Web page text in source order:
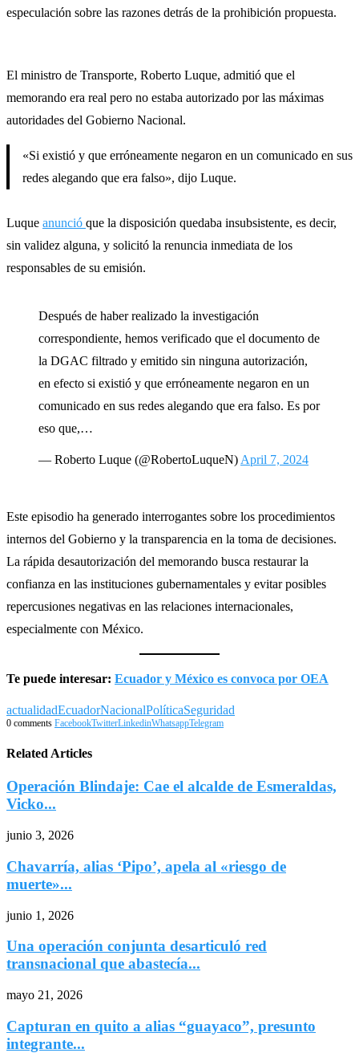
especulación sobre las razones detrás de la prohibición propuesta.
El ministro de Transporte, Roberto Luque, admitió que el
memorando era real pero no estaba autorizado por las máximas
autoridades del Gobierno Nacional.
«Si existió y que erróneamente negaron en un comunicado en sus
redes alegando que era falso», dijo Luque.
Luque anunció que la disposición quedaba insubsistente, es decir,
sin validez alguna, y solicitó la renuncia inmediata de los
responsables de su emisión.
Después de haber realizado la investigación
correspondiente, hemos verificado que el documento de
la DGAC filtrado y emitido sin ninguna autorización,
en efecto si existió y que erróneamente negaron en un
comunicado en sus redes alegando que era falso. Es por
eso que,…
— Roberto Luque (@RobertoLuqueN) April 7, 2024
Este episodio ha generado interrogantes sobre los procedimientos
internos del Gobierno y la transparencia en la toma de decisiones.
La rápida desautorización del memorando busca restaurar la
confianza en las instituciones gubernamentales y evitar posibles
repercusiones negativas en las relaciones internacionales,
especialmente con México.
Te puede interesar: Ecuador y México es convoca por OEA
actualidadEcuadorNacionalPolíticaSeguridad
0 comments FacebookTwitterLinkedinWhatsappTelegram
Related Articles
Operación Blindaje: Cae el alcalde de Esmeraldas,
Vicko...
junio 3, 2026
Chavarría, alias ‘Pipo’, apela al «riesgo de
muerte»...
junio 1, 2026
Una operación conjunta desarticuló red
transnacional que abastecía...
mayo 21, 2026
Capturan en quito a alias “guayaco”, presunto
integrante...